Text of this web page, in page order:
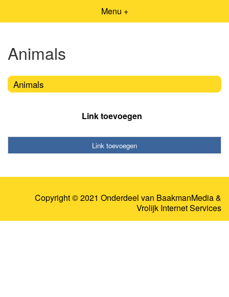
Menu +
Animals
Animals
Link toevoegen
Link toevoegen
Copyright © 2021 Onderdeel van BaakmanMedia&
Vrolijk Internet Services